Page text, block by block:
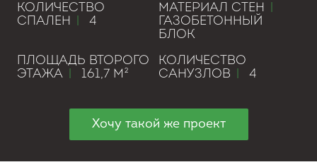
КОЛИЧЕСТВО
СПАЛЕН
4
МАТЕРИАЛ СТЕН
ГАЗОБЕТОННЫЙ
БЛОК
ПЛОЩАДЬ ВТОРОГО
ЭТАЖА
161,7 М²
КОЛИЧЕСТВО
САНУЗЛОВ
4
Хочу такой же проект